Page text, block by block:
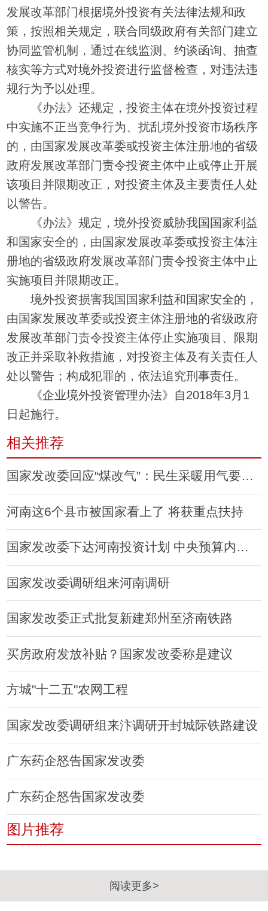
发展改革部门根据境外投资有关法律法规和政
策，按照相关规定，联合同级政府有关部门建立
协同监管机制，通过在线监测、约谈函询、抽查
核实等方式对境外投资进行监督检查，对违法违
规行为予以处理。
《办法》还规定，投资主体在境外投资过程
中实施不正当竞争行为、扰乱境外投资市场秩序
的，由国家发展改革委或投资主体注册地的省级
政府发展改革部门责令投资主体中止或停止开展
该项目并限期改正，对投资主体及主要责任人处
以警告。
《办法》规定，境外投资威胁我国国家利益
和国家安全的，由国家发展改革委或投资主体注
册地的省级政府发展改革部门责令投资主体中止
实施项目并限期改正。
境外投资损害我国国家利益和国家安全的，
由国家发展改革委或投资主体注册地的省级政府
发展改革部门责令投资主体停止实施项目、限期
改正并采取补救措施，对投资主体及有关责任人
处以警告；构成犯罪的，依法追究刑事责任。
《企业境外投资管理办法》自2018年3月1
日起施行。
相关推荐
国家发改委回应“煤改气”：民生采暖用气要无条件保障
河南这6个县市被国家看上了 将获重点扶持
国家发改委下达河南投资计划 中央预算内投资超17个亿
国家发改委调研组来河南调研
国家发改委正式批复新建郑州至济南铁路
买房政府发放补贴？国家发改委称是建议
方城"十二五"农网工程
国家发改委调研组来汴调研开封城际铁路建设
广东药企怒告国家发改委
广东药企怒告国家发改委
图片推荐
阅读更多>